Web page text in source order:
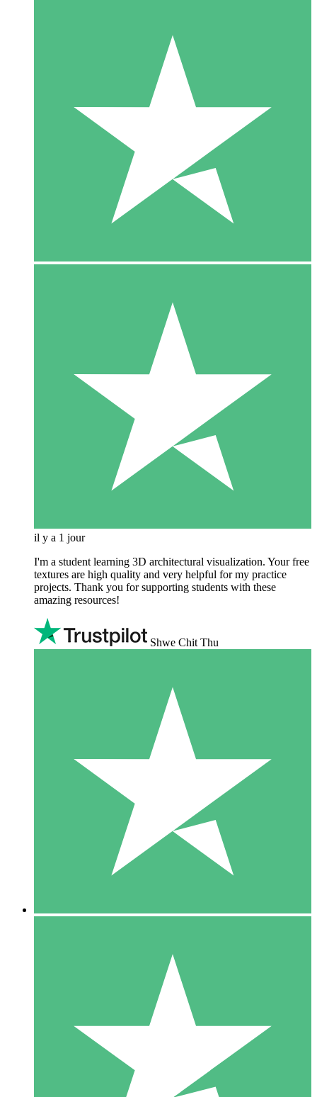
il y a 1 jour
I'm a student learning 3D architectural visualization. Your free
textures are high quality and very helpful for my practice
projects. Thank you for supporting students with these
amazing resources!
Shwe Chit Thu